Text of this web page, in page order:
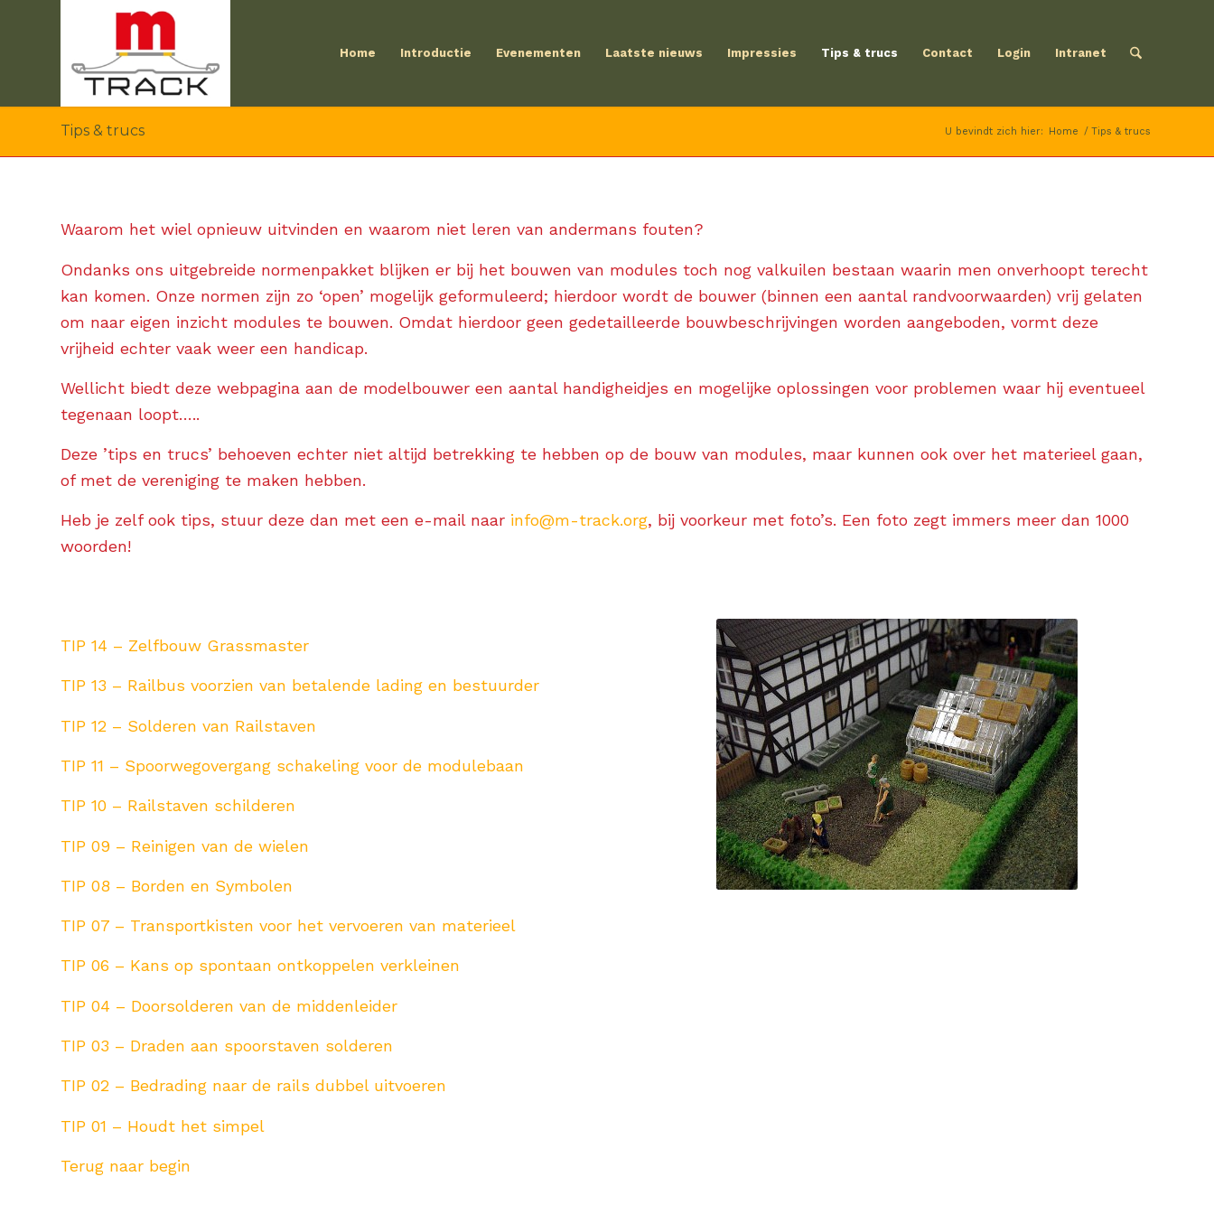
Home Introductie Evenementen Laatste nieuws Impressies Tips & trucs Contact Login Intranet
Tips & trucs U bevindt zich hier: Home / Tips & trucs
Waarom het wiel opnieuw uitvinden en waarom niet leren van andermans fouten?
Ondanks ons uitgebreide normenpakket blijken er bij het bouwen van modules toch nog valkuilen bestaan waarin men onverhoopt terecht
kan komen. Onze normen zijn zo ‘open’ mogelijk geformuleerd; hierdoor wordt de bouwer (binnen een aantal randvoorwaarden) vrij gelaten
om naar eigen inzicht modules te bouwen. Omdat hierdoor geen gedetailleerde bouwbeschrijvingen worden aangeboden, vormt deze
vrijheid echter vaak weer een handicap.
Wellicht biedt deze webpagina aan de modelbouwer een aantal handigheidjes en mogelijke oplossingen voor problemen waar hij eventueel
tegenaan loopt…..
Deze ’tips en trucs’ behoeven echter niet altijd betrekking te hebben op de bouw van modules, maar kunnen ook over het materieel gaan,
of met de vereniging te maken hebben.
Heb je zelf ook tips, stuur deze dan met een e-mail naar info@m-track.org, bij voorkeur met foto’s. Een foto zegt immers meer dan 1000
woorden!
TIP 14 – Zelfbouw Grassmaster
TIP 13 – Railbus voorzien van betalende lading en bestuurder
TIP 12 – Solderen van Railstaven
TIP 11 – Spoorwegovergang schakeling voor de modulebaan
TIP 10 – Railstaven schilderen
TIP 09 – Reinigen van de wielen
TIP 08 – Borden en Symbolen
‎TIP 07 – Transportkisten voor het vervoeren van materieel
‎TIP 06 – Kans op spontaan ontkoppelen verkleinen
‎TIP 04 – Doorsolderen van de middenleider
‎TIP 03 – Draden aan spoorstaven solderen
‎TIP 02 – Bedrading naar de rails dubbel uitvoeren
‎TIP 01 – Houdt het simpel
Terug naar begin